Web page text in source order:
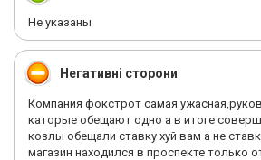
Не указаны
Негативні сторони
Компания фокстрот самая
каторые обещают одно а в итоге
козлы обещали ставку хуй вам а не
магазин находился в проспекте только